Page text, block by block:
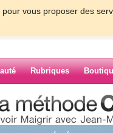
vous proposer des
Rubriques